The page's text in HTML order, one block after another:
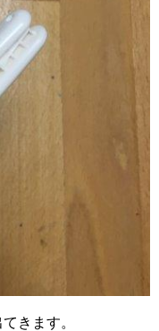
きます。